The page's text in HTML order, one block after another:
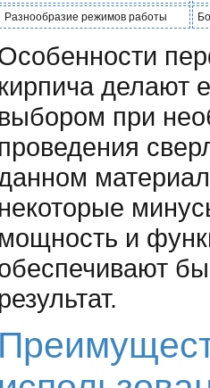
Разнообразие режимов работы
кирпича делают
выбором при
проведения
некоторые
мощность и
результат.